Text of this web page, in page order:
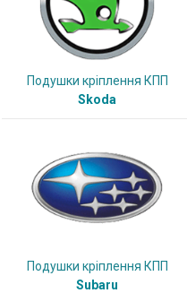
Подушки кріплення КПП
Skoda
Подушки кріплення КПП
Subaru